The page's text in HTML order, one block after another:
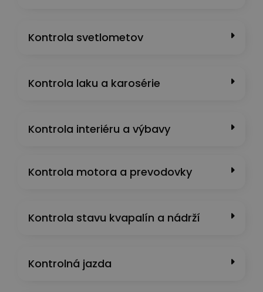
Kontrola svetlometov
Kontrola laku a karosérie
Kontrola interiéru a výbavy
Kontrola motora a prevodovky
Kontrola stavu kvapalín a nádrží
Kontrolná jazda